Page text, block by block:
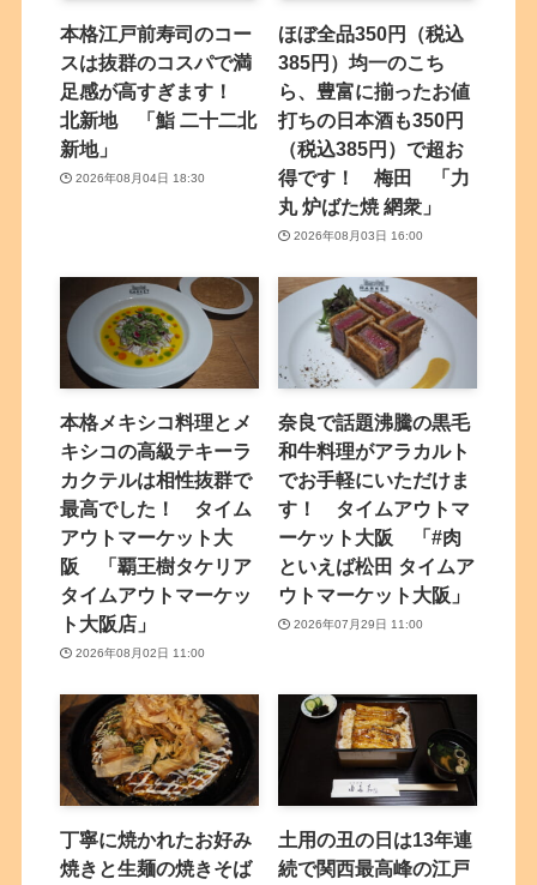
本格江戸前寿司のコー
スは抜群のコスパで満
足感が高すぎます！
北新地 「鮨 二十二北
新地」
2026年08月04日 18:30
ほぼ全品350円（税込
385円）均一のこち
ら、豊富に揃ったお値
打ちの日本酒も350円
（税込385円）で超お
得です！ 梅田 「力
丸 炉ばた焼 網衆」
2026年08月03日 16:00
本格メキシコ料理とメ
キシコの高級テキーラ
カクテルは相性抜群で
最高でした！ タイム
アウトマーケット大
阪 「覇王樹タケリア
タイムアウトマーケッ
ト大阪店」
2026年08月02日 11:00
奈良で話題沸騰の黒毛
和牛料理がアラカルト
でお手軽にいただけま
す！ タイムアウトマ
ーケット大阪 「#肉
といえば松田 タイムア
ウトマーケット大阪」
2026年07月29日 11:00
丁寧に焼かれたお好み
焼きと生麺の焼きそば
土用の丑の日は13年連
続で関西最高峰の江戸